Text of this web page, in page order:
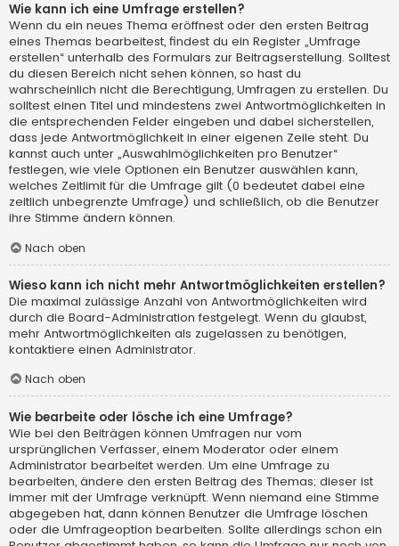
Wie kann ich eine Umfrage erstellen?
Wenn du ein neues Thema eröffnest oder den ersten Beitrag
eines Themas bearbeitest, findest du ein Register „Umfrage
erstellen“ unterhalb des Formulars zur Beitragserstellung. Solltest
du diesen Bereich nicht sehen können, so hast du
wahrscheinlich nicht die Berechtigung, Umfragen zu erstellen. Du
solltest einen Titel und mindestens zwei Antwortmöglichkeiten in
die entsprechenden Felder eingeben und dabei sicherstellen,
dass jede Antwortmöglichkeit in einer eigenen Zeile steht. Du
kannst auch unter „Auswahlmöglichkeiten pro Benutzer“
festlegen, wie viele Optionen ein Benutzer auswählen kann,
welches Zeitlimit für die Umfrage gilt (0 bedeutet dabei eine
zeitlich unbegrenzte Umfrage) und schließlich, ob die Benutzer
ihre Stimme ändern können.
Nach oben
Wieso kann ich nicht mehr Antwortmöglichkeiten erstellen?
Die maximal zulässige Anzahl von Antwortmöglichkeiten wird
durch die Board-Administration festgelegt. Wenn du glaubst,
mehr Antwortmöglichkeiten als zugelassen zu benötigen,
kontaktiere einen Administrator.
Nach oben
Wie bearbeite oder lösche ich eine Umfrage?
Wie bei den Beiträgen können Umfragen nur vom
ursprünglichen Verfasser, einem Moderator oder einem
Administrator bearbeitet werden. Um eine Umfrage zu
bearbeiten, ändere den ersten Beitrag des Themas; dieser ist
immer mit der Umfrage verknüpft. Wenn niemand eine Stimme
abgegeben hat, dann können Benutzer die Umfrage löschen
oder die Umfrageoption bearbeiten. Sollte allerdings schon ein